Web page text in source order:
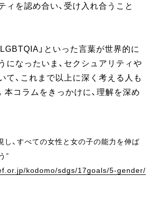
ィを認め合い、受け入れ合うこと
LGBTQIA」といった言葉が世界的に
になったいま、セクシュアリティや
て、これまで以上に深く考える人も
本コラムをきっかけに、理解を深め
、すべての女性と女の子の能力を伸ば
”
kodomo/sdgs/17goals/5-gender/